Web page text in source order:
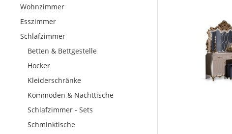
Wohnzimmer
Esszimmer
Schlafzimmer
Betten & Bettgestelle
Hocker
Kleiderschränke
Kommoden & Nachttische
Schlafzimmer - Sets
Schminktische